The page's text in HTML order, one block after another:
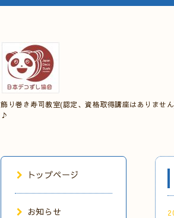
飾り巻き寿司教室(認定、資格取得講座はありませ
♪
トップページ
お知らせ